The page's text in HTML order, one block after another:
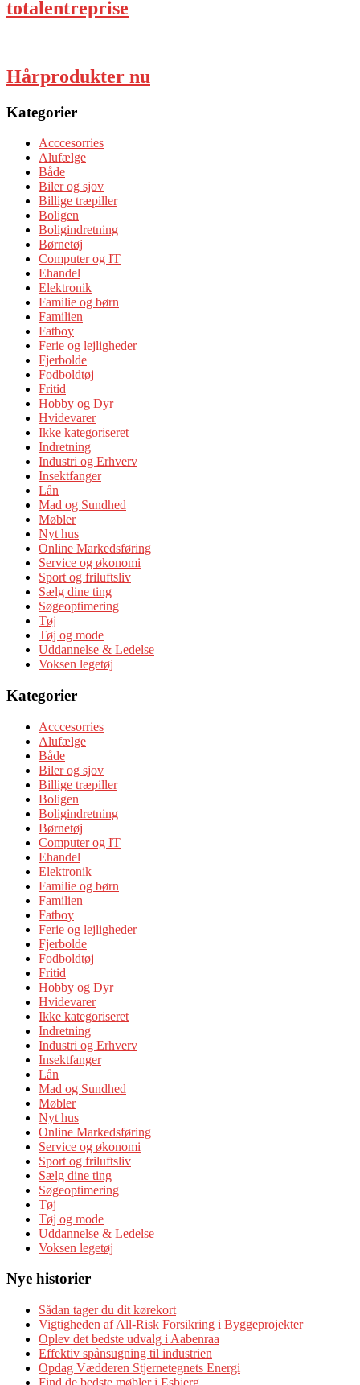
totalentreprise
Hårprodukter nu
Kategorier
Acccesorries
Alufælge
Både
Biler og sjov
Billige træpiller
Boligen
Boligindretning
Børnetøj
Computer og IT
Ehandel
Elektronik
Familie og børn
Familien
Fatboy
Ferie og lejligheder
Fjerbolde
Fodboldtøj
Fritid
Hobby og Dyr
Hvidevarer
Ikke kategoriseret
Indretning
Industri og Erhverv
Insektfanger
Lån
Mad og Sundhed
Møbler
Nyt hus
Online Markedsføring
Service og økonomi
Sport og friluftsliv
Sælg dine ting
Søgeoptimering
Tøj
Tøj og mode
Uddannelse & Ledelse
Voksen legetøj
Kategorier
Acccesorries
Alufælge
Både
Biler og sjov
Billige træpiller
Boligen
Boligindretning
Børnetøj
Computer og IT
Ehandel
Elektronik
Familie og børn
Familien
Fatboy
Ferie og lejligheder
Fjerbolde
Fodboldtøj
Fritid
Hobby og Dyr
Hvidevarer
Ikke kategoriseret
Indretning
Industri og Erhverv
Insektfanger
Lån
Mad og Sundhed
Møbler
Nyt hus
Online Markedsføring
Service og økonomi
Sport og friluftsliv
Sælg dine ting
Søgeoptimering
Tøj
Tøj og mode
Uddannelse & Ledelse
Voksen legetøj
Nye historier
Sådan tager du dit kørekort
Vigtigheden af All-Risk Forsikring i Byggeprojekter
Oplev det bedste udvalg i Aabenraa
Effektiv spånsugning til industrien
Opdag Vædderen Stjernetegnets Energi